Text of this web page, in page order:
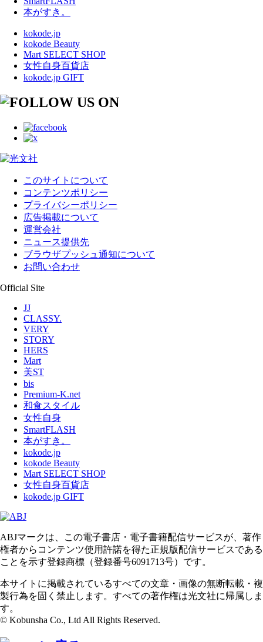
本がすき。
kokode.jp
kokode Beauty
Mart SELECT SHOP
女性自身百貨店
kokode.jp GIFT
このサイトについて
コンテンツポリシー
プライバシーポリシー
広告掲載について
運営会社
ニュース提供先
ブラウザプッシュ通知について
お問い合わせ
Official Site
JJ
CLASSY.
VERY
STORY
HERS
Mart
美ST
bis
Premium-K.net
和食スタイル
女性自身
SmartFLASH
本がすき。
kokode.jp
kokode Beauty
Mart SELECT SHOP
女性自身百貨店
kokode.jp GIFT
ABJマークは、この電子書店・電子書籍配信サービスが、著作
権者からコンテンツ使用許諾を得た正規版配信サービスである
ことを示す登録商標（登録番号6091713号）です。
本サイトに掲載されているすべての文章・画像の無断転載・複
製行為を固く禁止します。すべての著作権は光文社に帰属しま
す。
© Kobunsha Co., Ltd All Rights Reserved.